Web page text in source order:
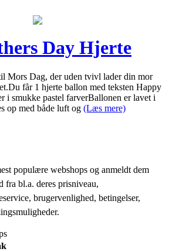
Day Hjerte
Mors Dag, der uden tvivl lader din mor
får 1 hjerte ballon med teksten Happy
i smukke pastel farverBallonen er lavet i
op med både luft og (Læs mere)
populære webshops og anmeldt dem
fra bl.a. deres prisniveau,
brugervenlighed, betingelser,